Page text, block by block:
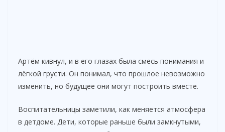
Артём кивнул, и в его глазах была смесь понимания и
лёгкой грусти. Он понимал, что прошлое невозможно
изменить, но будущее они могут построить вместе.
Воспитательницы заметили, как меняется атмосфера
в детдоме. Дети, которые раньше были замкнутыми,